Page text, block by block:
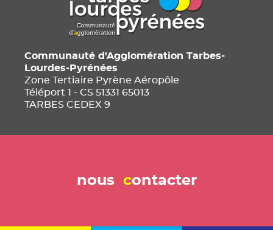
Communauté d'Agglomération Tarbes-
Lourdes-Pyrénées
Zone Tertiaire Pyrène Aéropôle
Téléport 1 - CS 51331 65013
TARBES CEDEX 9
nous contacter